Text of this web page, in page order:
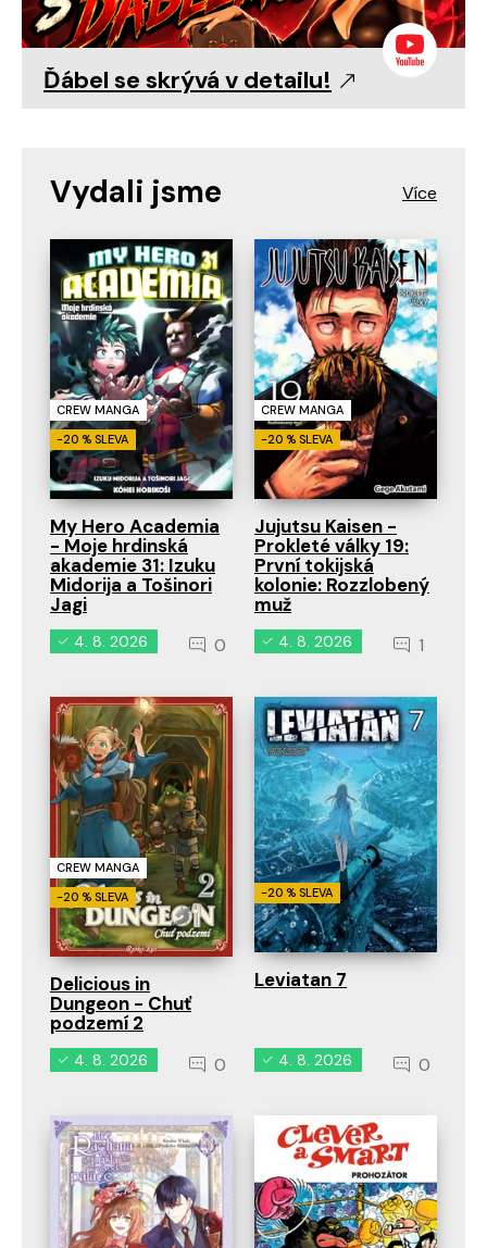
Ďábel se skrývá v detailu!
Vydali jsme
CREW MANGA
-20 % SLEVA
My Hero Academia
- Moje hrdinská
akademie 31: Izuku
Midorija a Tošinori
Jagi
4. 8. 2026 0
CREW MANGA
-20 % SLEVA
Jujutsu Kaisen -
Prokleté války 19:
První tokijská
kolonie: Rozzlobený
muž
4. 8. 2026 1
CREW MANGA
-20 % SLEVA
Delicious in
Dungeon - Chuť
podzemí 2
4. 8. 2026 0
-20 % SLEVA
Leviatan 7
4. 8. 2026 0